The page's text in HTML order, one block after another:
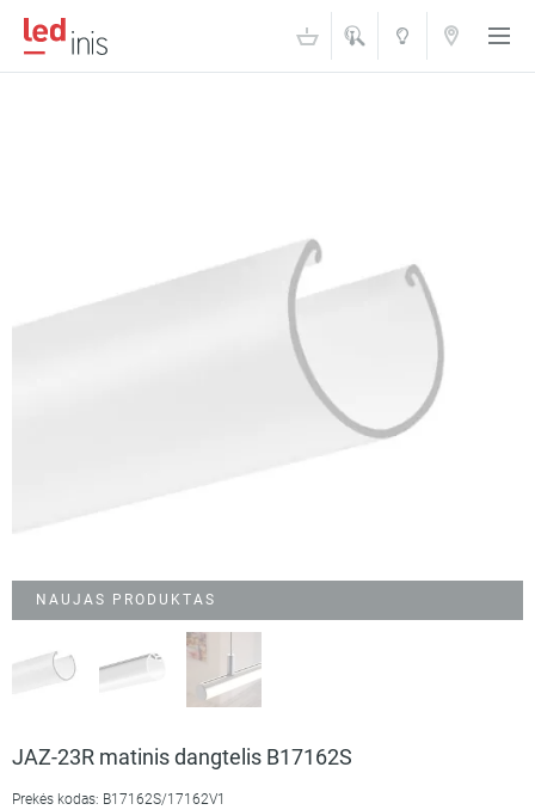
ŠVIESOS KONTAKTAI
NAUJAS PRODUKTAS
JAZ-23R matinis dangtelis B17162S
Prekės kodas: B17162S/17162V1